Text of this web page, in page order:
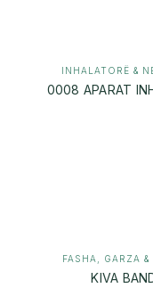
INHALATORË &
0008 APARAT
FASHA, GARZA
KIVA